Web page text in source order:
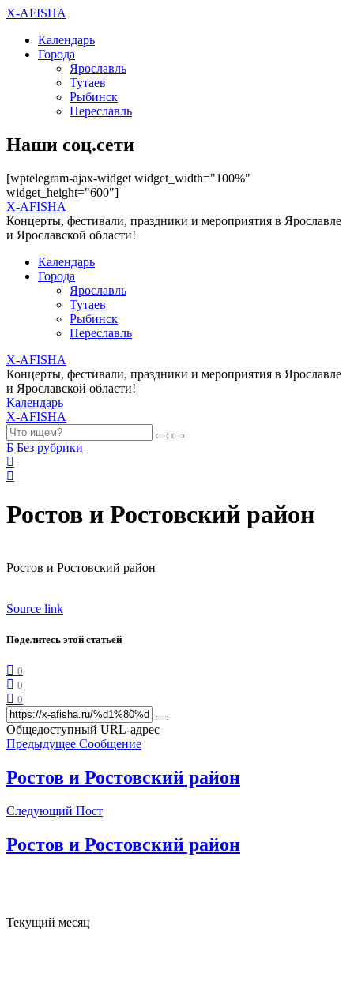
X-AFISHA
Календарь
Города
Ярославль
Тутаев
Рыбинск
Переславль
Наши соц.сети
[wptelegram-ajax-widget widget_width="100%"
widget_height="600"]
X-AFISHA
Концерты, фестивали, праздники и мероприятия в Ярославле
и Ярославской области!
Календарь
Города
Ярославль
Тутаев
Рыбинск
Переславль
X-AFISHA
Концерты, фестивали, праздники и мероприятия в Ярославле
и Ярославской области!
Календарь
X-AFISHA
Б Без рубрики
Ростов и Ростовский район
Ростов и Ростовский район
Source link
Поделитесь этой статьей
0
0
0
Общедоступный URL-адрес
Предыдущее Сообщение
Ростов и Ростовский район
Следующий Пост
Ростов и Ростовский район
Текущий месяц